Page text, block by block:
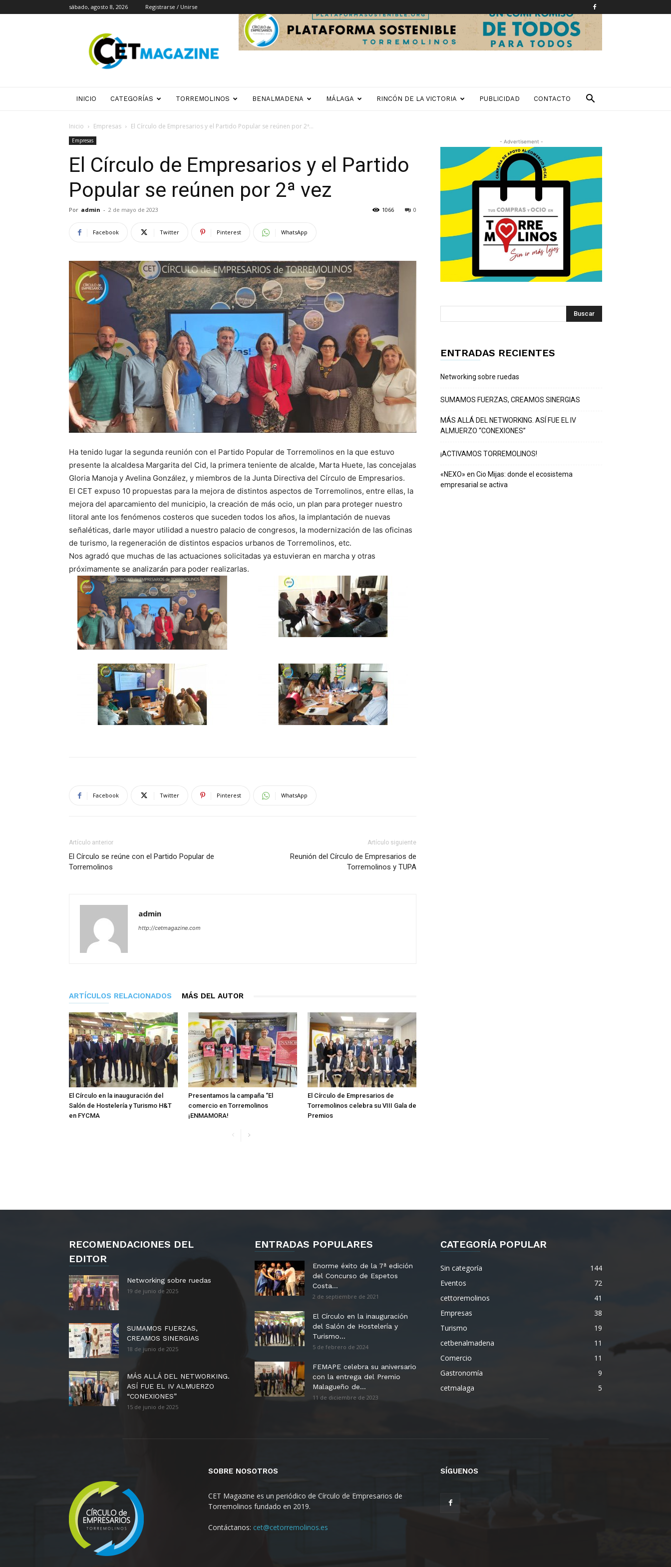
sábado, agosto 8, 2026 Registrarse / Unirse
INICIO CATEGORÍAS TORREMOLINOS BENALMADENA MÁLAGA RINCÓN DE LA VICTORIA PUBLICIDAD CONTACTO
Inicio Empresas El Círculo de Empresarios y el Partido Popular se reúnen por 2ª...
Empresas
El Círculo de Empresarios y el Partido
Popular se reúnen por 2ª vez
Por admin - 2 de mayo de 2023 0
1066
Facebook Twitter Pinterest WhatsApp
Ha tenido lugar la segunda reunión con el Partido Popular de Torremolinos en la que estuvo
presente la alcaldesa Margarita del Cid, la primera teniente de alcalde, Marta Huete, las concejalas
Gloria Manoja y Avelina González, y miembros de la Junta Directiva del Círculo de Empresarios.
El CET expuso 10 propuestas para la mejora de distintos aspectos de Torremolinos, entre ellas, la
mejora del aparcamiento del municipio, la creación de más ocio, un plan para proteger nuestro
litoral ante los fenómenos costeros que suceden todos los años, la implantación de nuevas
señaléticas, darle mayor utilidad a nuestro palacio de congresos, la modernización de las oficinas
de turismo, la regeneración de distintos espacios urbanos de Torremolinos, etc.
Nos agradó que muchas de las actuaciones solicitadas ya estuvieran en marcha y otras
próximamente se analizarán para poder realizarlas.
Facebook Twitter Pinterest WhatsApp
Artículo anterior
El Círculo se reúne con el Partido Popular de
Torremolinos
Artículo siguiente
Reunión del Círculo de Empresarios de
Torremolinos y TUPA
admin
http://cetmagazine.com
ARTÍCULOS RELACIONADOS MÁS DEL AUTOR
El Círculo en la inauguración del
Salón de Hostelería y Turismo H&T
en FYCMA
Presentamos la campaña “El
comercio en Torremolinos
¡ENMAMORA!
El Círculo de Empresarios de
Torremolinos celebra su VIII Gala de
Premios
- Advertisement -
ENTRADAS RECIENTES
Networking sobre ruedas
SUMAMOS FUERZAS, CREAMOS SINERGIAS
MÁS ALLÁ DEL NETWORKING. ASÍ FUE EL IV
ALMUERZO “CONEXIONES”
¡ACTIVAMOS TORREMOLINOS!
«NEXO» en Cio Mijas: donde el ecosistema
empresarial se activa
RECOMENDACIONES DEL
EDITOR
Networking sobre ruedas
19 de junio de 2025
SUMAMOS FUERZAS,
CREAMOS SINERGIAS
18 de junio de 2025
MÁS ALLÁ DEL NETWORKING.
ASÍ FUE EL IV ALMUERZO
“CONEXIONES”
15 de junio de 2025
ENTRADAS POPULARES
Enorme éxito de la 7ª edición
del Concurso de Espetos
Costa...
2 de septiembre de 2021
El Círculo en la inauguración
del Salón de Hostelería y
Turismo...
5 de febrero de 2024
FEMAPE celebra su aniversario
con la entrega del Premio
Malagueño de...
11 de diciembre de 2023
CATEGORÍA POPULAR
Sin categoría
144
Eventos
72
cettoremolinos
41
Empresas
38
Turismo
19
cetbenalmadena
11
Comercio
11
Gastronomía
9
cetmalaga
5
SOBRE NOSOTROS
CET Magazine es un periódico de Círculo de Empresarios de
Torremolinos fundado en 2019.
Contáctanos: cet@cetorremolinos.es
SÍGUENOS